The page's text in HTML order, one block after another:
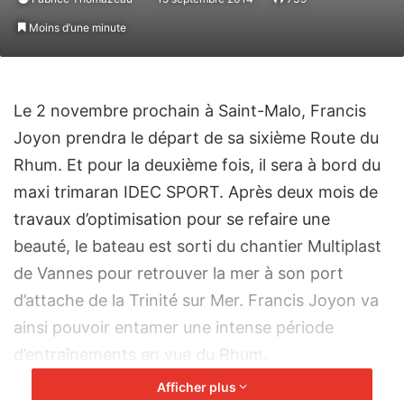
Moins d’une minute
Le 2 novembre prochain à Saint-Malo, Francis
Joyon prendra le départ de sa sixième Route du
Rhum. Et pour la deuxième fois, il sera à bord du
maxi trimaran IDEC SPORT. Après deux mois de
travaux d’optimisation pour se refaire une
beauté, le bateau est sorti du chantier Multiplast
de Vannes pour retrouver la mer à son port
d’attache de la Trinité sur Mer. Francis Joyon va
ainsi pouvoir entamer une intense période
d’entraînements en vue du Rhum.
Afficher plus